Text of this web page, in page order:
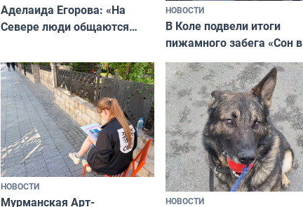
Аделаида Егорова: «На
Севере люди общаются
а потому что
ты им интересен»
НОВОСТИ
В Коле подвели итоги
пижамного забега «Сон в
Олимпийскую ночь»
НОВОСТИ
Мурманская Арт-
НОВОСТИ